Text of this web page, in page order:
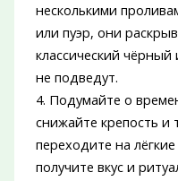
несколькими
или пуэр, они
классический чёрный
не подведут.
4. Подумайте о
снижайте крепость и
переходите на
получите вкус и